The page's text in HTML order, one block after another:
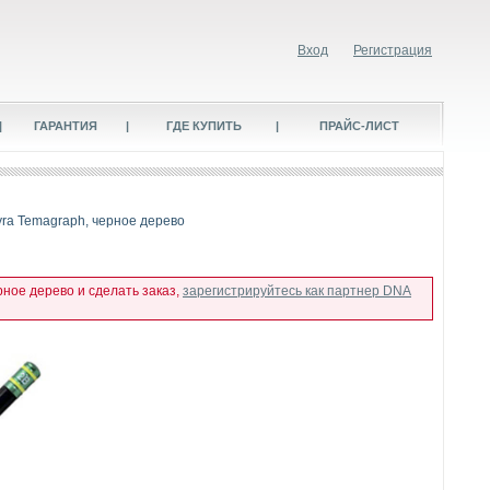
Вход Регистрация
| ГАРАНТИЯ | ГДЕ КУПИТЬ | ПРАЙС-ЛИСТ
Temagraph, черное дерево
дерево и сделать заказ, зарегистрируйтесь как партнер DNA